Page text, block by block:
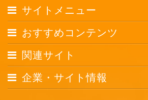
サイトメニュー
おすすめコンテンツ
関連サイト
企業・サイト情報